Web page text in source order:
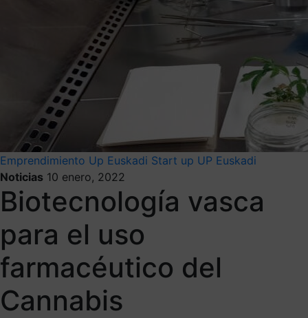
Emprendimiento Up Euskadi Start up UP Euskadi
Noticias 10 enero, 2022
Biotecnología vasca
para el uso
farmacéutico del
Cannabis